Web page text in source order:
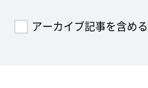
アーカイブ記事を含める